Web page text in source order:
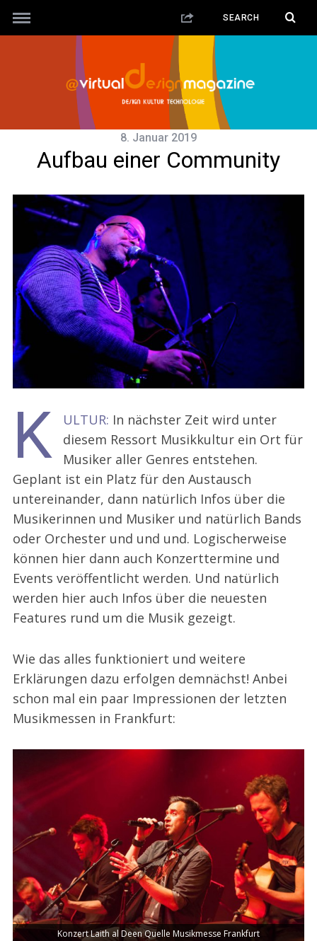
8. Januar 2019
Aufbau einer Community
K ULTUR: In nächster Zeit wird unter
diesem Ressort Musikkultur ein Ort für
Musiker aller Genres entstehen.
Geplant ist ein Platz für den Austausch
untereinander, dann natürlich Infos über die
Musikerinnen und Musiker und natürlich Bands
oder Orchester und und und. Logischerweise
können hier dann auch Konzerttermine und
Events veröffentlicht werden. Und natürlich
werden hier auch Infos über die neuesten
Features rund um die Musik gezeigt.
Wie das alles funktioniert und weitere
Erklärungen dazu erfolgen demnächst! Anbei
schon mal ein paar Impressionen der letzten
Musikmessen in Frankfurt:
Konzert Laith al Deen Quelle Musikmesse Frankfurt